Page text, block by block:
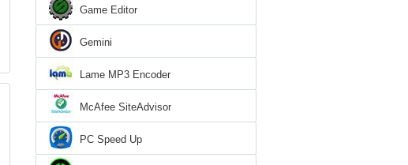
Game Editor
Gemini
Lame MP3 Encoder
McAfee SiteAdvisor
PC Speed Up